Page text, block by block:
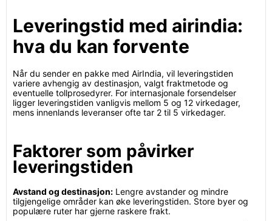
Leveringstid med airindia:
hva du kan forvente
Når du sender en pakke med AirIndia, vil leveringstiden
variere avhengig av destinasjon, valgt fraktmetode og
eventuelle tollprosedyrer. For internasjonale forsendelser
ligger leveringstiden vanligvis mellom 5 og 12 virkedager,
mens innenlands leveranser ofte tar 2 til 5 virkedager.
Faktorer som påvirker
leveringstiden
Avstand og destinasjon: Lengre avstander og mindre
tilgjengelige områder kan øke leveringstiden. Store byer og
populære ruter har gjerne raskere frakt.